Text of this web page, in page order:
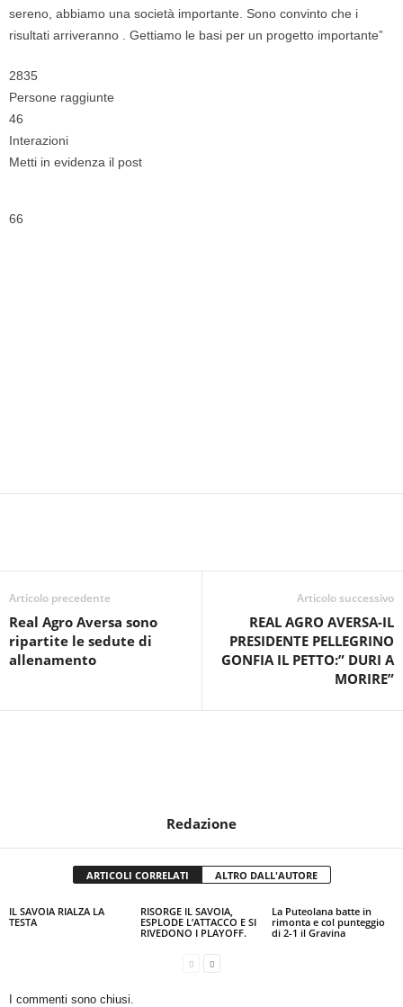
sereno, abbiamo una società importante. Sono convinto che i
risultati arriveranno . Gettiamo le basi per un progetto importante”
2835
Persone raggiunte
46
Interazioni
Metti in evidenza il post
66
Articolo precedente
Real Agro Aversa sono
ripartite le sedute di
allenamento
Articolo successivo
REAL AGRO AVERSA-IL
PRESIDENTE PELLEGRINO
GONFIA IL PETTO:” DURI A
MORIRE”
Redazione
ARTICOLI CORRELATI ALTRO DALL'AUTORE
IL SAVOIA RIALZA LA
TESTA
RISORGE IL SAVOIA,
ESPLODE L’ATTACCO E SI
RIVEDONO I PLAYOFF.
La Puteolana batte in
rimonta e col punteggio
di 2-1 il Gravina
I commenti sono chiusi.